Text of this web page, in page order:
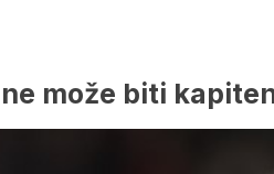
može biti